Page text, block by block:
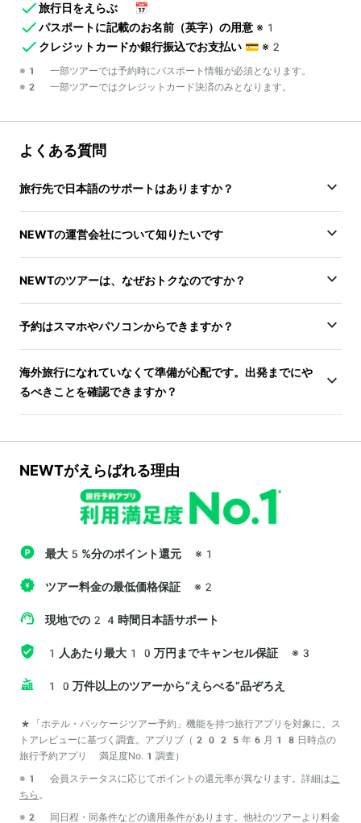
旅行日をえらぶ
📅
パスポートに記載のお名前（英字）の用意 ※1
クレジットカードか銀行振込でお支払い 💳 ※2
※1 一部ツアーでは予約時にパスポート情報が必須となります。
※2 一部ツアーではクレジットカード決済のみとなります。
よくある質問
旅行先で日本語のサポートはありますか？
NEWTの運営会社について知りたいです
NEWTのツアーは、なぜおトクなのですか？
予約はスマホやパソコンからできますか？
海外旅行になれていなくて準備が心配です。出発までにや
るべきことを確認できますか？
NEWTがえらばれる理由
最大5%分のポイント還元 ※1
ツアー料金の最低価格保証 ※2
現地での24時間日本語サポート
1人あたり最大10万円までキャンセル保証 ※3
10万件以上のツアーから“えらべる”品ぞろえ
*「ホテル・パッケージツアー予約」機能を持つ旅行アプリを対象に、ス
トアレビューに基づく調査。アプリブ（2025年6月18日時点の
旅行予約アプリ 満足度No.1調査）
※1 会員ステータスに応じてポイントの還元率が異なります。詳細は こ
ちら 。
※2 同日程・同条件などの適用条件があります。他社のツアーより料金